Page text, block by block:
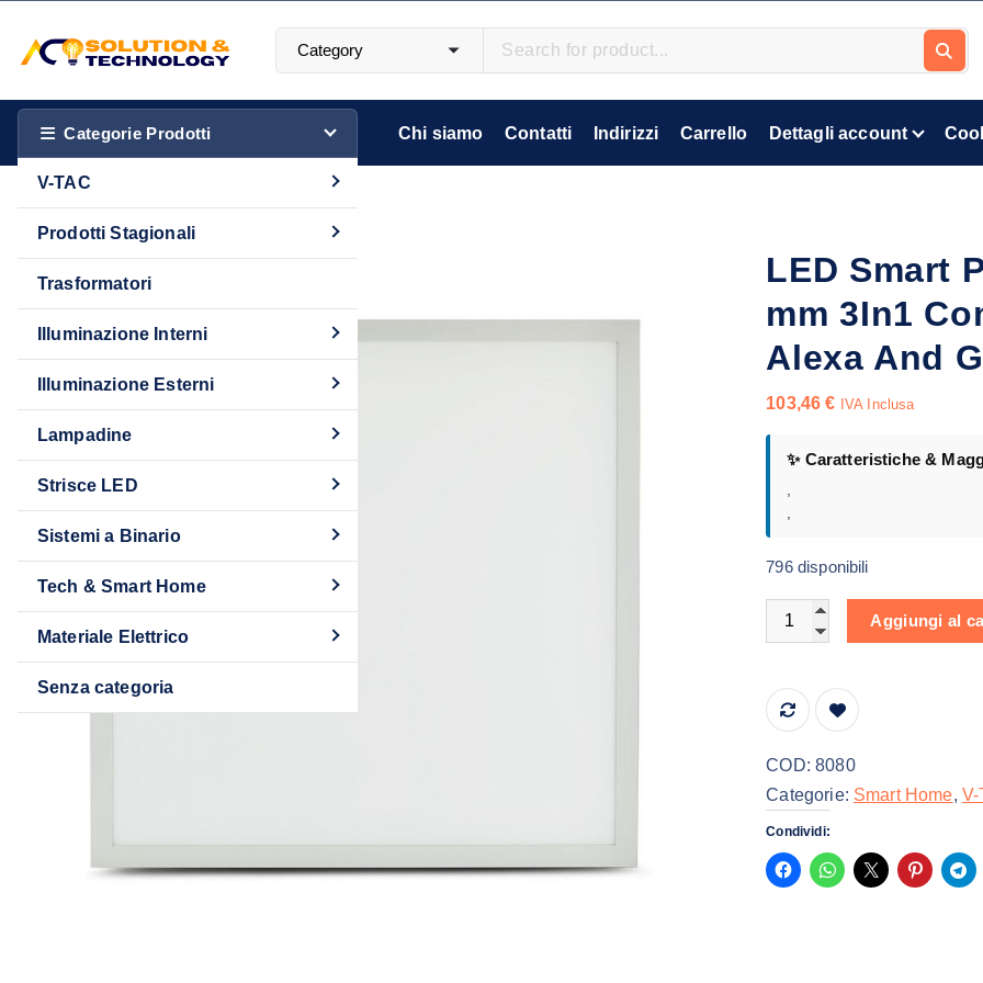
t
a
Categorie Prodotti
V-TAC
Prodotti Stagionali
Trasformatori
Illuminazione Interni
Illuminazione Esterni
Lampadine
Strisce LED
Sistemi a Binario
Tech & Smart Home
Materiale Elettrico
Senza categoria
Chi siamo Contatti Indirizzi Carrello Dettagli account
LED Smart
mm 3In1
Alexa And
103,46€ IVA Inclusa
✨ Caratteristiche &
796 disponibili
LED Smart Panel Light
Aggiungi al
COD:8080
Categorie: Smart Home, V-
Condividi: